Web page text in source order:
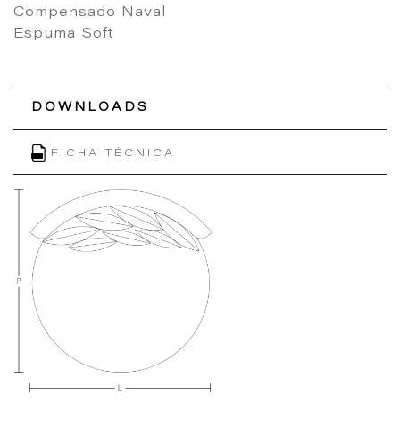
Compensado Naval
Espuma Soft
DOWNLOADS
FICHA TÉCNICA